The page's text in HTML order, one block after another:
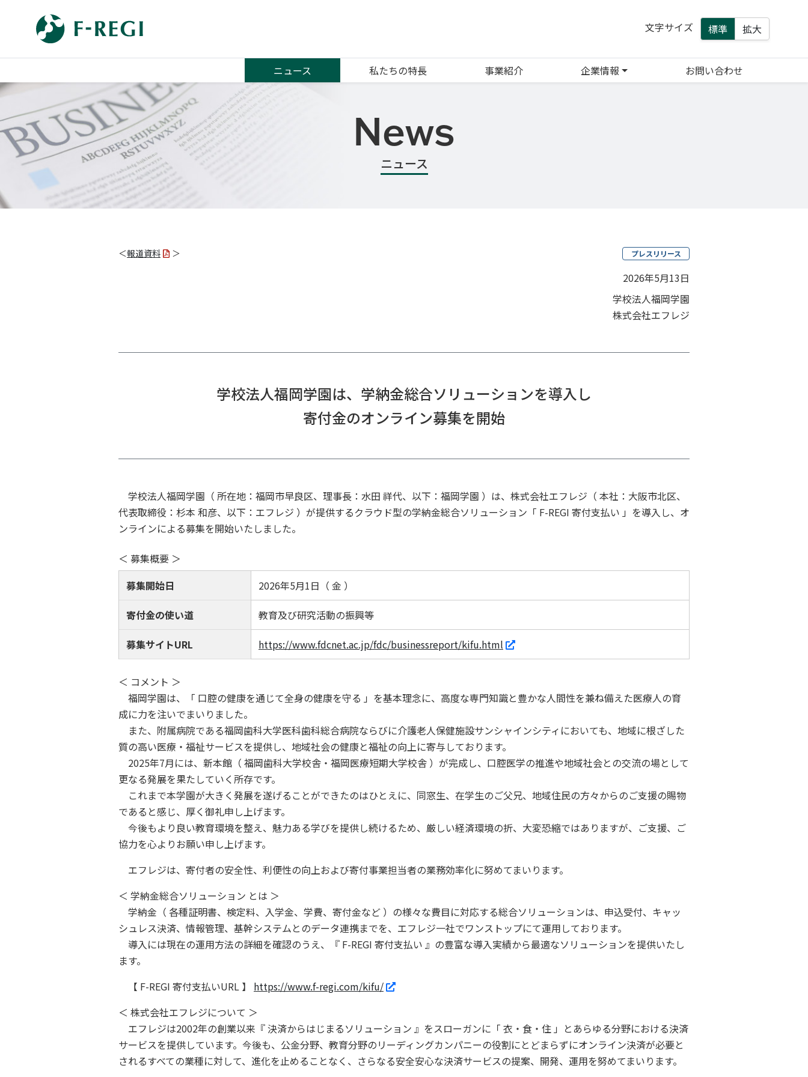
文字サイズ 標準 拡大
ニュース 私たちの特長 事業紹介 企業情報 お問い合わせ
News
ニュース
＜報道資料 ＞ プレスリリース
2026年5月13日
学校法人福岡学園
株式会社エフレジ
学校法人福岡学園は、学納金総合ソリューションを導入し
寄付金のオンライン募集を開始
学校法人福岡学園（ 所在地：福岡市早良区、理事長：水田 祥代、以下：福岡学園 ）は、株式会社エフレジ（ 本社：大阪市北区、
代表取締役：杉本 和彦、以下：エフレジ ）が提供するクラウド型の学納金総合ソリューション「 F-REGI 寄付支払い 」を導入し、オ
ンラインによる募集を開始いたしました。
＜ 募集概要 ＞
募集開始日
2026年5月1日（ 金 ）
寄付金の使い道 教育及び研究活動の振興等
募集サイトURL https://www.fdcnet.ac.jp/fdc/businessreport/kifu.html
＜ コメント ＞
福岡学園は、「 口腔の健康を通じて全身の健康を守る 」を基本理念に、高度な専門知識と豊かな人間性を兼ね備えた医療人の育
成に力を注いでまいりました。
また、附属病院である福岡歯科大学医科歯科総合病院ならびに介護老人保健施設サンシャインシティにおいても、地域に根ざした
質の高い医療・福祉サービスを提供し、地域社会の健康と福祉の向上に寄与しております。
2025年7月には、新本館（ 福岡歯科大学校舎・福岡医療短期大学校舎 ）が完成し、口腔医学の推進や地域社会との交流の場として
更なる発展を果たしていく所存です。
これまで本学園が大きく発展を遂げることができたのはひとえに、同窓生、在学生のご父兄、地域住民の方々からのご支援の賜物
であると感じ、厚く御礼申し上げます。
今後もより良い教育環境を整え、魅力ある学びを提供し続けるため、厳しい経済環境の折、大変恐縮ではありますが、ご支援、ご
協力を心よりお願い申し上げます。
エフレジは、寄付者の安全性、利便性の向上および寄付事業担当者の業務効率化に努めてまいります。
＜ 学納金総合ソリューション とは ＞
学納金（ 各種証明書、検定料、入学金、学費、寄付金など ）の様々な費目に対応する総合ソリューションは、申込受付、キャッ
シュレス決済、情報管理、基幹システムとのデータ連携までを、エフレジ一社でワンストップにて運用しております。
導入には現在の運用方法の詳細を確認のうえ、『 F-REGI 寄付支払い 』の豊富な導入実績から最適なソリューションを提供いたし
ます。
【 F-REGI 寄付支払いURL 】 https://www.f-regi.com/kifu/
＜ 株式会社エフレジについて ＞
エフレジは2002年の創業以来『 決済からはじまるソリューション 』をスローガンに「 衣・食・住 」とあらゆる分野における決済
サービスを提供しています。今後も、公金分野、教育分野のリーディングカンパニーの役割にとどまらずにオンライン決済が必要と
されるすべての業種に対して、進化を止めることなく、さらなる安全安心な決済サービスの提案、開発、運用を努めてまいります。